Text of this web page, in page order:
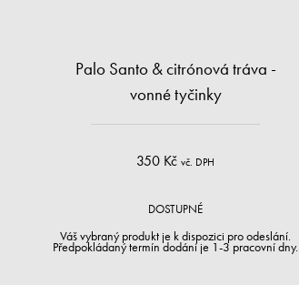
Palo Santo & citrónová tráva -
vonné tyčinky
350 Kč vč. DPH
DOSTUPNÉ
Váš vybraný produkt je k dispozici pro odeslání.
Předpokládaný termín dodání je 1-3 pracovní dny.